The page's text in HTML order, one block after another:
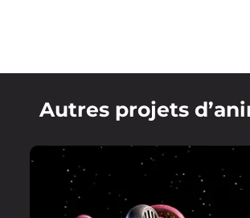
Autres projets